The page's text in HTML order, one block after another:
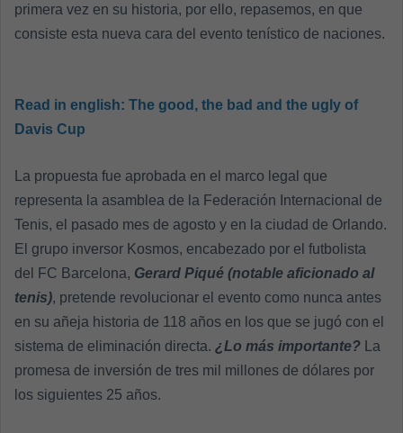
primera vez en su historia, por ello, repasemos, en que
consiste esta nueva cara del evento tenístico de naciones.
Read in english: The good, the bad and the ugly of
Davis Cup
La propuesta fue aprobada en el marco legal que
representa la asamblea de la Federación Internacional de
Tenis, el pasado mes de agosto y en la ciudad de Orlando.
El grupo inversor Kosmos, encabezado por el futbolista
del FC Barcelona, Gerard Piqué (notable aficionado al
tenis), pretende revolucionar el evento como nunca antes
en su añeja historia de 118 años en los que se jugó con el
sistema de eliminación directa. ¿Lo más importante? La
promesa de inversión de tres mil millones de dólares por
los siguientes 25 años.